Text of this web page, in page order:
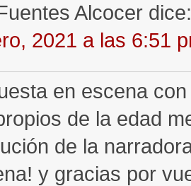
Alcocer dice:
2021 a las 6:51
en escena
de la edad
de la
y gracias por